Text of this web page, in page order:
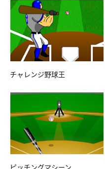
チャレンジ野球王